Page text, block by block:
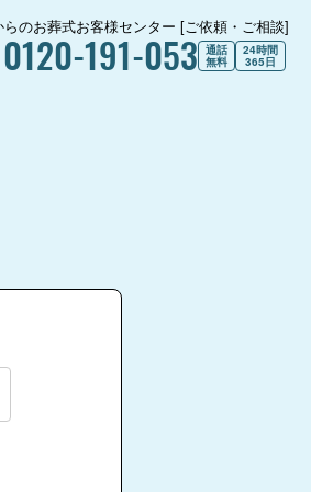
らのお葬式お客様センター [ご依頼・ご相談]
0120-191-053 通話
無料
24時間
365日